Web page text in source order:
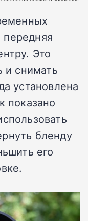
передняя
Это
и снимать
установлена
показано
бленду
его